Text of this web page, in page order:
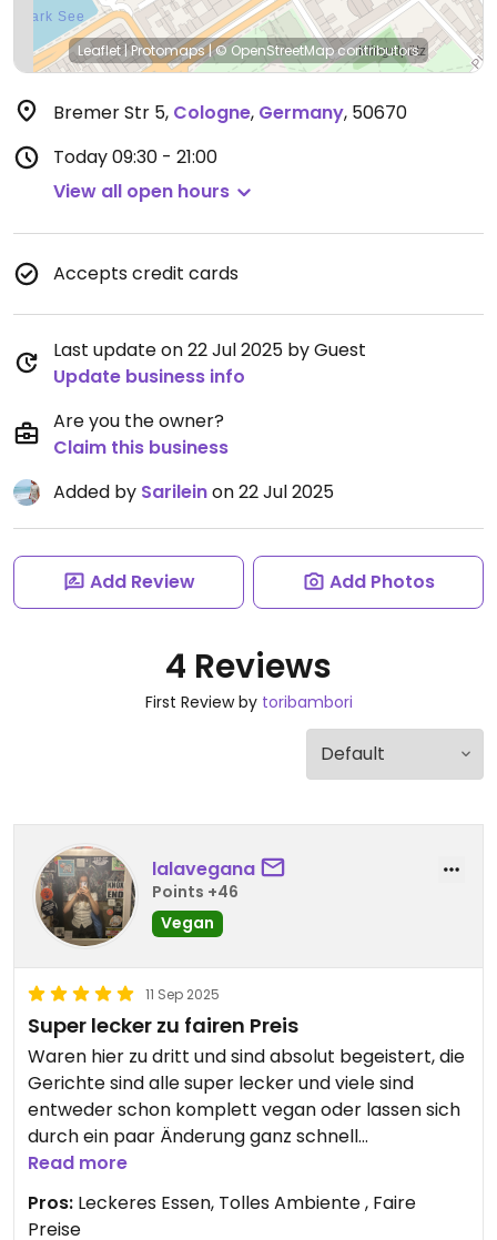
Leaflet|Protomaps|© OpenStreetMapcontributors
Bremer Str 5, Cologne, Germany, 50670
Today09:30 - 21:00
View all open hours
Accepts credit cards
Last update on 22 Jul 2025 by Guest
Update business info
Are you the owner?
Claim this business
Added by Sarileinon 22 Jul 2025
Add Review Add Photos
4 Reviews
First Review by toribambori
lalavegana
Points +46
Vegan
11 Sep 2025
Super lecker zu fairen Preis
Waren hier zu dritt und sind absolut begeistert, die
Gerichte sind alle super lecker und viele sind
entweder schon komplett vegan oder lassen sich
durch ein paar Änderung ganz schnell
veganisieren ( alle Alternativen/ Veganer Option
sind ganz klar gelabelt ) Auch das Ambiente ist
total cozy, und die Gerichte können neben
Read more
Pros: Leckeres Essen, Tolles Ambiente , Faire
Preise